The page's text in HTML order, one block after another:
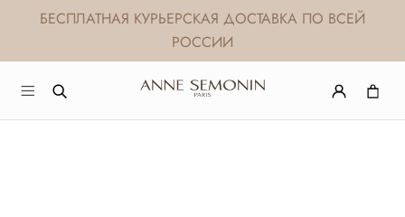
БЕСПЛАТНАЯ КУРЬЕРСКАЯ ДОСТАВКА ПО ВСЕЙ
РОССИИ